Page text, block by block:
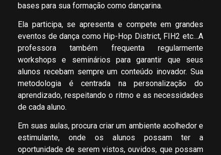
bases para sua formação como dançarina.
Ela participa, se apresenta e compete em grandes
eventos de dança como Hip-Hop District, FIH2 etc…A
professora também frequenta regularmente
workshops e seminários para garantir que seus
alunos recebam sempre um conteúdo inovador. Sua
metodologia é centrada na personalização do
aprendizado, respeitando o ritmo e as necessidades
de cada aluno.
Em suas aulas, procura criar um ambiente acolhedor e
estimulante, onde os alunos possam ter a
oportunidade de serem vistos, ouvidos, que possam